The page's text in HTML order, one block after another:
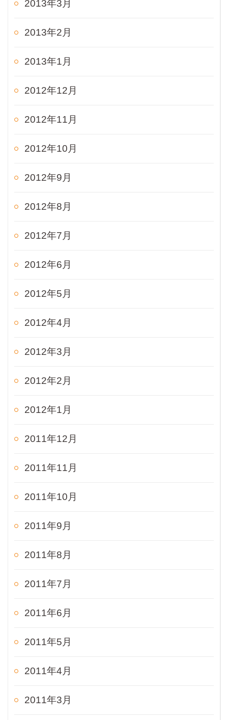
2013年3月
2013年2月
2013年1月
2012年12月
2012年11月
2012年10月
2012年9月
2012年8月
2012年7月
2012年6月
2012年5月
2012年4月
2012年3月
2012年2月
2012年1月
2011年12月
2011年11月
2011年10月
2011年9月
2011年8月
2011年7月
2011年6月
2011年5月
2011年4月
2011年3月